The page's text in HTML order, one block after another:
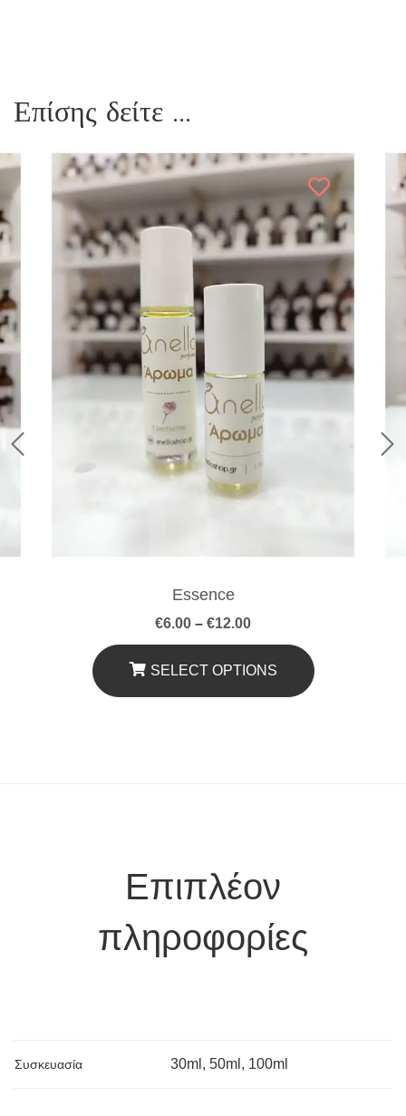
Επίσης δείτε ...
Essence
€6.00 – €12.00Price
through
€12.00
SELECT OPTIONS
Επιπλέον
πληροφορίες
Συσκευασία 30ml, 50ml, 100ml